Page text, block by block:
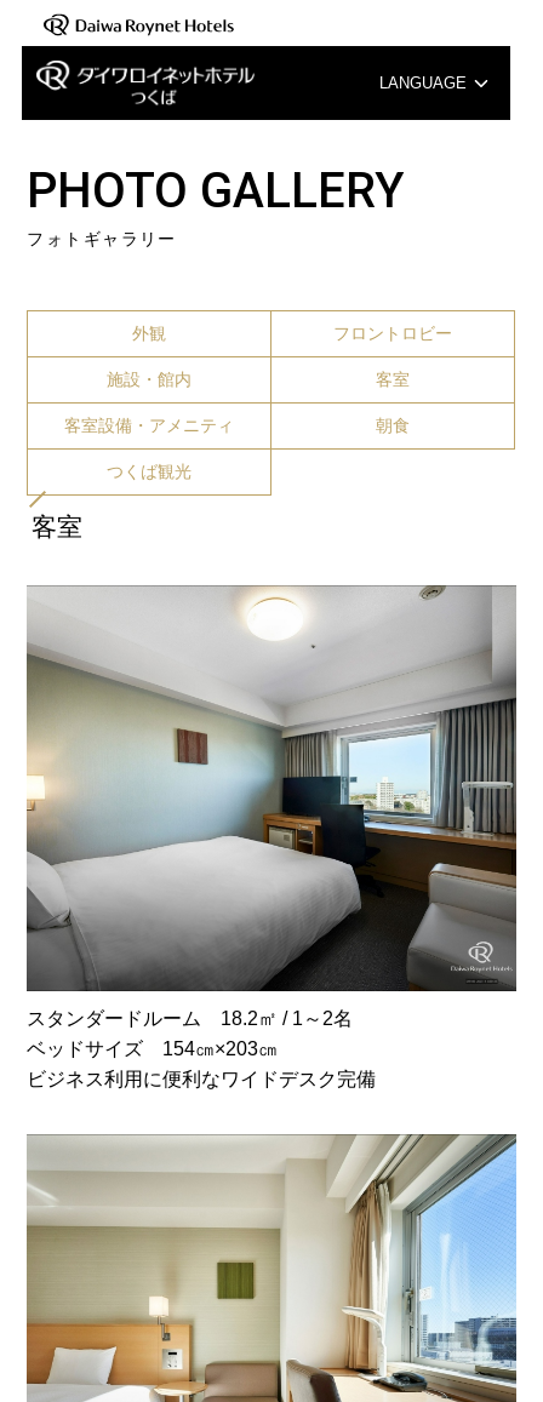
LANGUAGE
中文（簡体字）
PHOTO GALLERY
フォトギャラリー
外観 フロントロビー
施設・館内 客室
客室設備・アメニティ 朝食
つくば観光
客室
スタンダードルーム 18.2㎡ / 1～2名
ベッドサイズ 154㎝×203㎝
ビジネス利用に便利なワイドデスク完備